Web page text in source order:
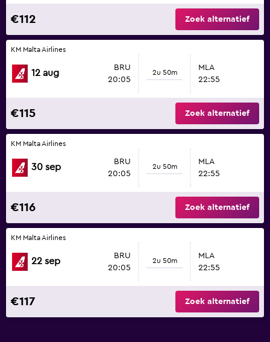
€112 Zoek alternatief
KM Malta Airlines
12 aug
BRU
20:05
2u 50m
MLA
22:55
€115 Zoek alternatief
KM Malta Airlines
30 sep
BRU
20:05
2u 50m
MLA
22:55
€116 Zoek alternatief
KM Malta Airlines
22 sep
BRU
20:05
2u 50m
MLA
22:55
€117 Zoek alternatief